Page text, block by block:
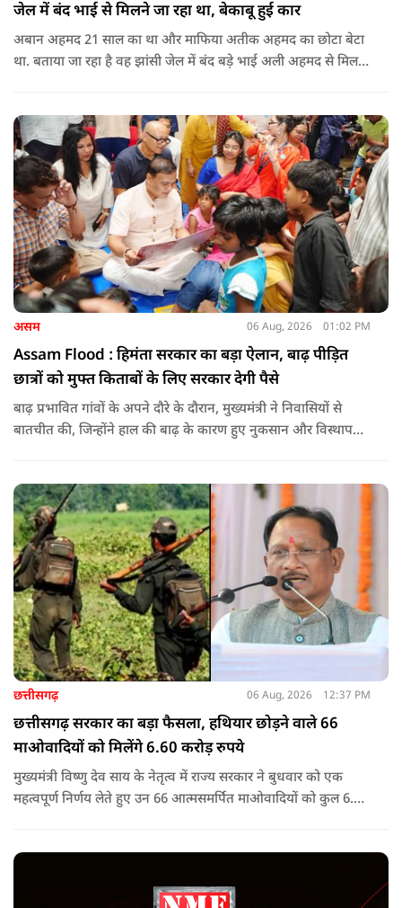
जेल में बंद भाई से मिलने जा रहा था, बेकाबू हुई कार
अबान अहमद 21 साल का था और माफिया अतीक अहमद का छोटा बेटा
था. बताया जा रहा है वह झांसी जेल में बंद बड़े भाई अली अहमद से मिलने
असम 06 Aug, 2026 01:02 PM
Assam Flood : हिमंता सरकार का बड़ा ऐलान, बाढ़ पीड़ित
छात्रों को मुफ्त किताबों के लिए सरकार देगी पैसे
बाढ़ प्रभावित गांवों के अपने दौरे के दौरान, मुख्यमंत्री ने निवासियों से
बातचीत की, जिन्होंने हाल की बाढ़ के कारण हुए नुकसान और विस्थापन
छत्तीसगढ़ 06 Aug, 2026 12:37 PM
छत्तीसगढ़ सरकार का बड़ा फैसला, हथियार छोड़ने वाले 66
माओवादियों को मिलेंगे 6.60 करोड़ रुपये
मुख्यमंत्री विष्णु देव साय के नेतृत्व में राज्य सरकार ने बुधवार को एक
महत्वपूर्ण निर्णय लेते हुए उन 66 आत्मसमर्पित माओवादियों को कुल 6.60